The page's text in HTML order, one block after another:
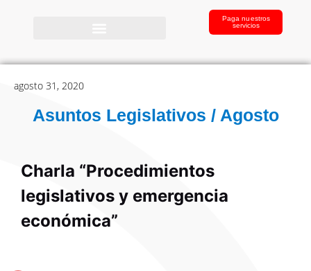
Paga nuestros
servicios
agosto 31, 2020
Asuntos Legislativos / Agosto
Charla “Procedimientos
legislativos y emergencia
económica”